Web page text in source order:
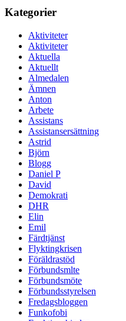
Kategorier
Aktiviteter
Aktiviteter
Aktuella
Aktuellt
Almedalen
Ämnen
Anton
Arbete
Assistans
Assistansersättning
Astrid
Björn
Blogg
Daniel P
David
Demokrati
DHR
Elin
Emil
Färdtjänst
Flyktingkrisen
Föräldrastöd
Förbundsmlte
Förbundsmöte
Förbundsstyrelsen
Fredagsbloggen
Funkofobi